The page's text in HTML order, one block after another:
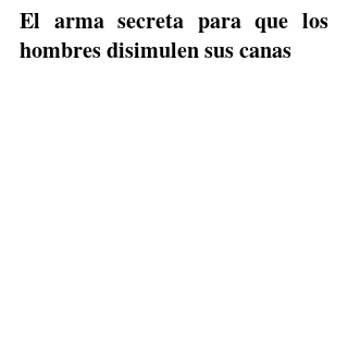
El arma secreta para que los
hombres disimulen sus canas